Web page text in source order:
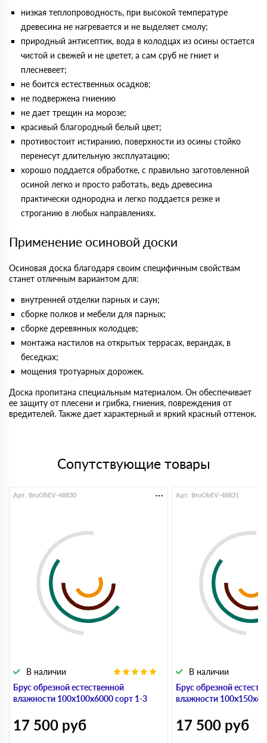
низкая теплопроводность, при высокой температуре
древесина не нагревается и не выделяет смолу;
природный антисептик, вода в колодцах из осины остается
чистой и свежей и не цветет, а сам сруб не гниет и
плесневеет;
не боится естественных осадков;
не подвержена гниению
не дает трещин на морозе;
красивый благородный белый цвет;
противостоит истиранию, поверхности из осины стойко
перенесут длительную эксплуатацию;
хорошо поддается обработке, с правильно заготовленной
осиной легко и просто работать, ведь древесина
практически однородна и легко поддается резке и
строганию в любых направлениях.
Применение осиновой доски
Осиновая доска благодаря своим специфичным свойствам
станет отличным вариантом для:
внутренней отделки парных и саун;
сборке полков и мебели для парных;
сборке деревянных колодцев;
монтажа настилов на открытых террасах, верандах, в
беседках;
мощения тротуарных дорожек.
Доска пропитана специальным материалом. Он обеспечивает
ее защиту от плесени и грибка, гниения, повреждения от
вредителей. Также дает характерный и яркий красный оттенок.
Сопутствующие товары
Брус обрезной естественной
влажности 100х100х6000 сорт 1-3
В наличии
Арт. BruObEV-48830
17 500 руб
Брус обрезной
влажности
В наличии
Арт. BruObEV-48831
17 500 руб